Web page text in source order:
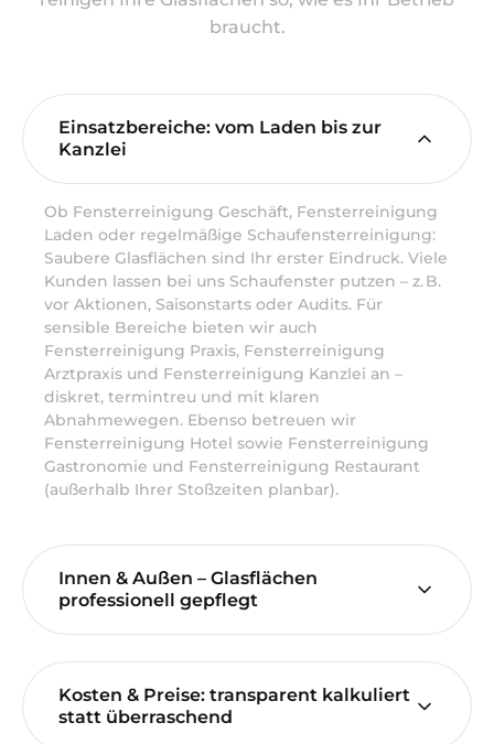
braucht.
Einsatzbereiche: vom Laden bis zur
Kanzlei
Ob Fensterreinigung Geschäft, Fensterreinigung
Laden oder regelmäßige Schaufensterreinigung:
Saubere Glasflächen sind Ihr erster Eindruck. Viele
Kunden lassen bei uns Schaufenster putzen – z. B.
vor Aktionen, Saisonstarts oder Audits. Für
sensible Bereiche bieten wir auch
Fensterreinigung Praxis, Fensterreinigung
Arztpraxis und Fensterreinigung Kanzlei an –
diskret, termintreu und mit klaren
Abnahmewegen. Ebenso betreuen wir
Fensterreinigung Hotel sowie Fensterreinigung
Gastronomie und Fensterreinigung Restaurant
(außerhalb Ihrer Stoßzeiten planbar).
Innen & Außen – Glasflächen
professionell gepflegt
Kosten & Preise: transparent kalkuliert
statt überraschend